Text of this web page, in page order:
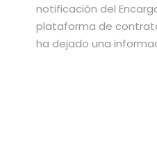
notificación del
plataforma de
ha dejado una